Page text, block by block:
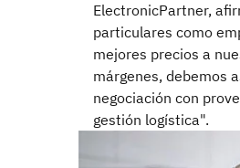
ElectronicPartner,
particulares como
mejores precios a
márgenes, debemos
negociación con
gestión logística".